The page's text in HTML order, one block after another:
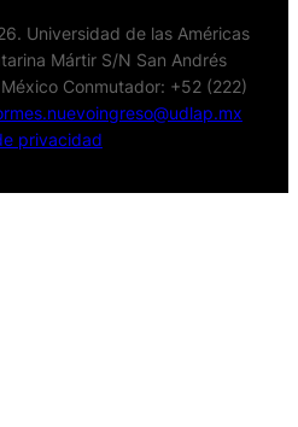
Universidad de las Américas
Mártir S/N San Andrés
Conmutador: +52 (222)
privacidad